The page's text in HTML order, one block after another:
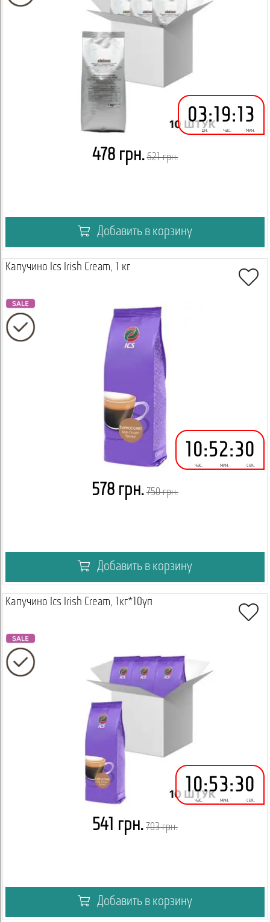
03
дн.
:19
час.
: 13
мин.
478 грн. 621 грн.
Добавить в корзину
Капучино Ics Irish Cream, 1 кг
10
час.
:52
мин.
:29
сек.
578 грн. 750 грн.
Добавить в корзину
Капучино Ics Irish Cream, 1кг*10уп
10
час.
:53
мин.
:29
сек.
541 грн. 703 грн.
Добавить в корзину